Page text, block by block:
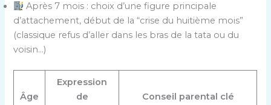
Après 7 mois : choix d’une figure principale
d’attachement, début de la “crise du huitième mois”
(classique refus d’aller dans les bras de la tata ou du
voisin…)
Âge
Expression
de
Conseil parental clé